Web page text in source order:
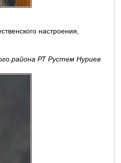
настроения,
района РТ Рустем Нуриев